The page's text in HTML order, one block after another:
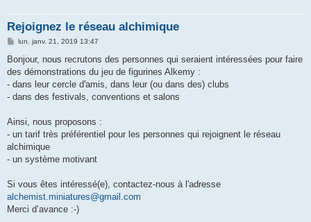
Rejoignez le réseau alchimique
M
s
a
g
lun. janv. 21, 2019 13:47
Bonjour, nous recrutons des personnes qui seraient intéressées pour faire
des démonstrations du jeu de figurines Alkemy :
- dans leur cercle d'amis, dans leur (ou dans des) clubs
- dans des festivals, conventions et salons
Ainsi, nous proposons :
- un tarif très préférentiel pour les personnes qui rejoignent le réseau
alchimique
- un système motivant
Si vous êtes intéressé(e), contactez-nous à l'adresse
alchemist.miniatures@gmail.com
Merci d’avance :-)